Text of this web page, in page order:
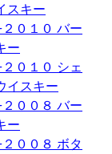
スキー
０１０ バー
ー
０１０ シェ
イスキー
００８ バー
ー
００８ ボタ